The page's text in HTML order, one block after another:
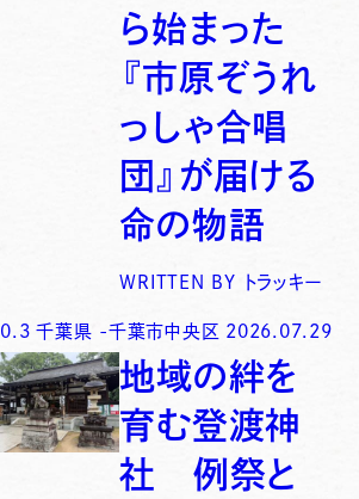
ら始まった
『市原ぞうれ
っしゃ合唱
団』が届ける
命の物語
WRITTEN BY トラッキー
3 千葉県 -千葉市中央区 2026.07.29
地域の絆を
育む登渡神
社 例祭と